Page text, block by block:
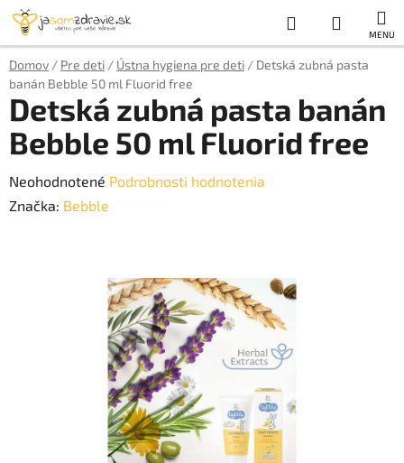
Prejsť
obsah
Hľadať
KOŠÍK
Domov / Pre deti / Ústna hygiena pre deti / Detská zubná pasta
banán Bebble 50 ml Fluorid free
Detská zubná pasta banán
Bebble 50 ml Fluorid free
Priemerné
hodnotenie
Neohodnotené Podrobnosti hodnotenia
Značka: Bebble